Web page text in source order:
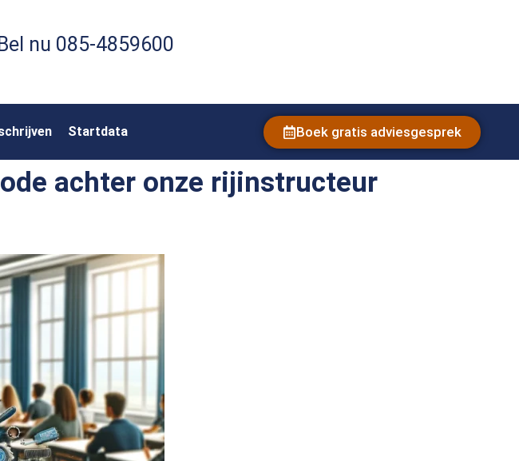
nu 085-4859600
Startdata Boek gratis adviesgesprek
achter onze rijinstructeur